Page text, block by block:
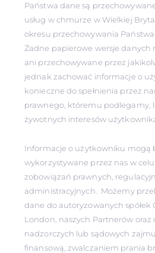
Państwa dane są
usług w chmurze w Wielkiej
okresu przechowywania Państwa
Żadne papierowe wersje danych
ani przechowywane przez
jednak zachować informacje o
konieczne do spełnienia przez
prawnego, któremu podlegamy,
żywotnych interesów
Informacje o użytkowniku mogą
wykorzystywane przez nas w celu
zobowiązań prawnych,
administracyjnych. Możemy
dane do autoryzowanych spółek
London, naszych Partnerów oraz
nadzorczych lub sądowych
finansową, zwalczaniem prania